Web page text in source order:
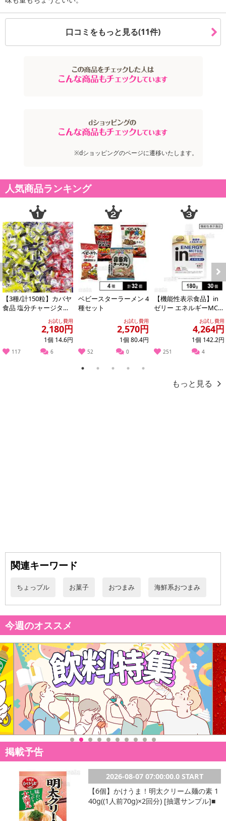
注意事項
お申込みの際は 「商品情報」に記載されている「注意事項」を
必ずご確認ください。
【キャンセルについて】
※お申込み後のキャンセルはお受けできません。
記載されている内容を必ずご確認いただき、お届けする商品セット
にご納得いただきましたうえでお申し込みください。
※パッケージ変更や商品リニューアル(成分など含む)等により、参考
の掲載画像や画像内のバーコードなど、お届け商品と多少異なる場
合がございます。
了により、商品詳細内に記載の原産国・原材料の表記が旧表記の場
合がございます。
あらかじめご了承いただいた上でお申込みください。なお、本理由
※dショッピングサンプル百貨店よりお届けする商品は、ご利用いた
だいた後のご感想をいただくことを目的としており、転売等は固く
転売等、目的以外での利用が確認された場合は、サービス利用を停
止させていただきます。
発送日カレンダー
休業日
その他共通および商品カテゴリー別注意事項（※必ずご確認くだ
さい）
こちらの情報は 2026-07-09 14:13:35.0での情報となります。
口コミをもっと見る(11件)
※dショッピングのページに遷移いたします。
人気商品ランキング
Previous
【3種/計150粒】カバヤ
食品 塩分チャージタブ
レッツ（塩レモン味・
スポーツドリ...
お試し費用
2,180円
1個 14.6円
117 6
ベビースターラーメン 4
種セット
お試し費用
2,570円
1個 80.4円
52 0
【機能性表示食品】in
ゼリー エネルギーMCT
お試し費用
4,264円
1個 142.2円
251 4
Next
1 2 3 4 5
もっと見る
関連キーワード
ちょっプル お菓子 おつまみ 海鮮系おつまみ
今週のオススメ
掲載予告
2026-08-07 07:00:00.0 START
【6個】かけうま！明太クリーム麺の素 1
40g((1人前70g)×2回分) [抽選サンプル]■